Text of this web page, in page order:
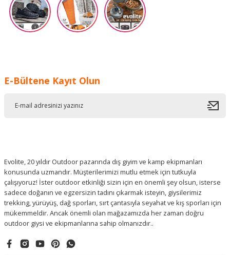
E-Bültene Kayıt Olun
Evolite, 20 yıldır Outdoor pazarında dış giyim ve kamp ekipmanları
konusunda uzmandır. Müşterilerimizi mutlu etmek için tutkuyla
çalışıyoruz! İster outdoor etkinliği sizin için en önemli şey olsun, isterse
sadece doğanın ve egzersizin tadını çıkarmak isteyin, giysilerimiz
trekking, yürüyüş, dağ sporları, sırt çantasıyla seyahat ve kış sporları için
mükemmeldir. Ancak önemli olan mağazamızda her zaman doğru
outdoor giysi ve ekipmanlarına sahip olmanızdır..